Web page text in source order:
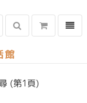
選單
(第1頁)